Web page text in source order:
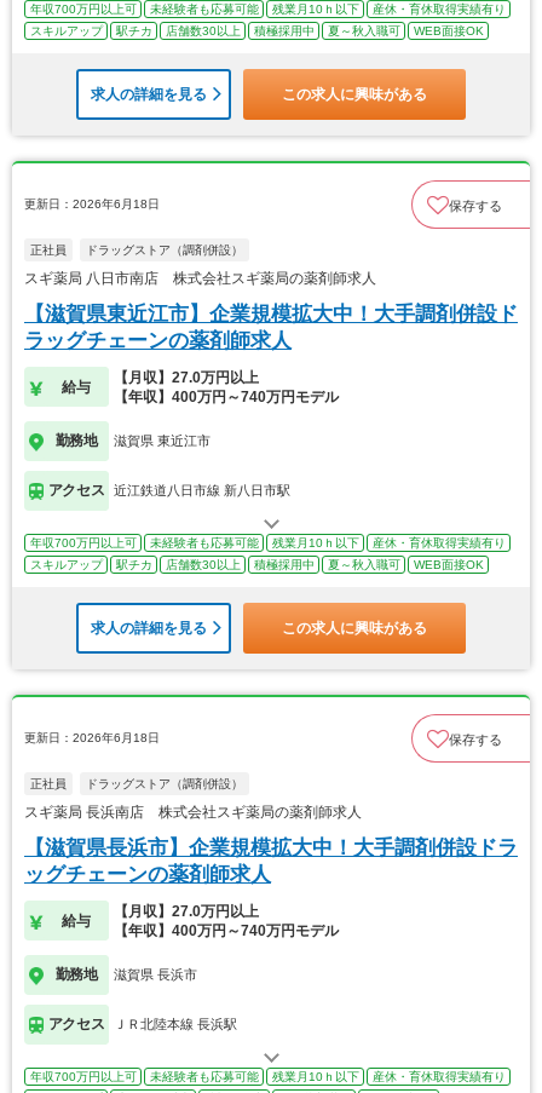
年収700万円以上可 未経験者も応募可能 残業月10ｈ以下
産休・育休取得実績有り
スキルアップ
駅チカ 店舗数30以上 積極採用中 夏～秋入職可 WEB面接OK
求人の詳細を見る この求人に興味がある
更新日：2026年6月18日 保存する
正社員 ドラッグストア（調剤併設）
スギ薬局 八日市南店 株式会社スギ薬局の薬剤師求人
【滋賀県東近江市】企業規模拡大中！大手調剤併設ド
ラッグチェーンの薬剤師求人
給与
【月収】27.0万円以上
【年収】400万円～740万円モデル
勤務地 滋賀県 東近江市
アクセス 近江鉄道八日市線 新八日市駅
年収700万円以上可 未経験者も応募可能 残業月10ｈ以下
産休・育休取得実績有り
スキルアップ
駅チカ 店舗数30以上 積極採用中 夏～秋入職可 WEB面接OK
求人の詳細を見る この求人に興味がある
更新日：2026年6月18日 保存する
正社員 ドラッグストア（調剤併設）
スギ薬局 長浜南店 株式会社スギ薬局の薬剤師求人
【滋賀県長浜市】企業規模拡大中！大手調剤併設ドラ
ッグチェーンの薬剤師求人
給与
【月収】27.0万円以上
【年収】400万円～740万円モデル
勤務地 滋賀県 長浜市
アクセス ＪＲ北陸本線 長浜駅
年収700万円以上可 未経験者も応募可能 残業月10ｈ以下
産休・育休取得実績有り